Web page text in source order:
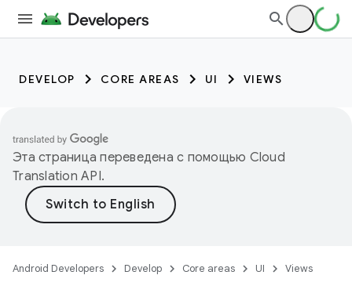
DEVELOP CORE AREAS UI VIEWS
Эта страница переведена с помощью Cloud
Translation API.
Android Developers Develop Core areas UI Views